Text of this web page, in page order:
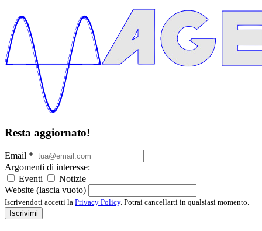
Resta aggiornato!
Email *
Argomenti di interesse:
Eventi
Notizie
Website (lascia vuoto)
Iscrivendoti accetti la Privacy Policy. Potrai cancellarti in qualsiasi momento.
Iscrivimi